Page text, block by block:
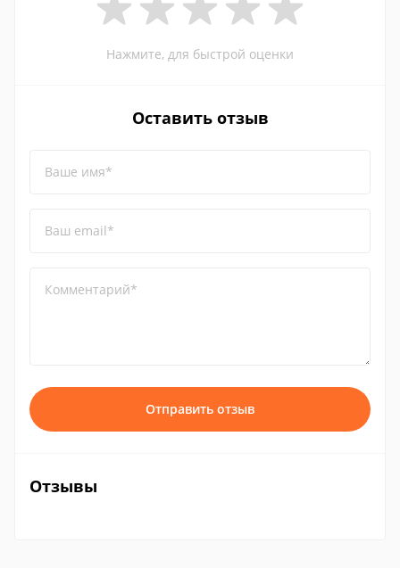
Нажмите, для быстрой оценки
Оставить отзыв
Ваше имя*
Ваш email*
Комментарий*
Отправить отзыв
Отзывы